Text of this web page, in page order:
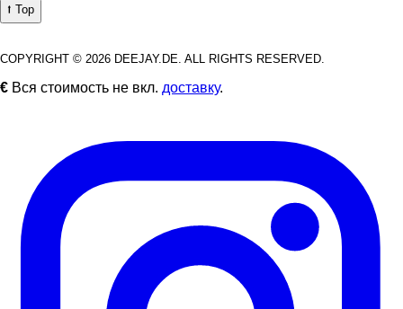
⭡ Top
COPYRIGHT © 2026 DEEJAY.DE. ALL RIGHTS RESERVED.
€ Вся стоимость не вкл. доставку.